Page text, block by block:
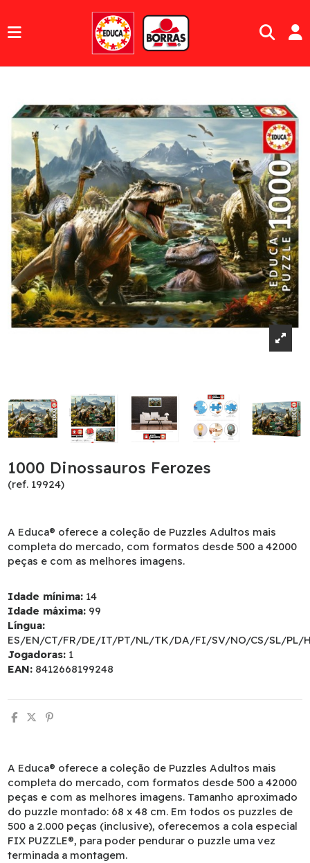
1000 Dinossauros Ferozes
(ref. 19924)
A Educa® oferece a coleção de Puzzles Adultos mais
completa do mercado, com formatos desde 500 a 42000
peças e com as melhores imagens.
Idade mínima: 14
Idade máxima: 99
Língua:
ES/EN/CT/FR/DE/IT/PT/NL/TK/DA/FI/SV/NO/CS/SL/PL/
Jogadoras: 1
EAN: 8412668199248
A Educa® oferece a coleção de Puzzles Adultos mais
completa do mercado, com formatos desde 500 a 42000
peças e com as melhores imagens. Tamanho aproximado
do puzzle montado: 68 x 48 cm. Em todos os puzzles de
500 a 2.000 peças (inclusive), oferecemos a cola especial
FIX PUZZLE®, para poder pendurar o puzzle uma vez
terminada a montagem.